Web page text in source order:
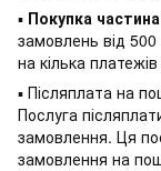
▪ Покупка
замовлень від
на кілька
▪ Післяплата на
Послуга
замовлення. Ця
замовлення на